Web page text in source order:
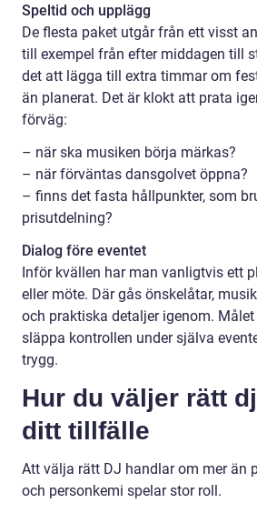
Speltid och upplägg
De flesta paket utgår från ett visst
till exempel från efter middagen till
det att lägga till extra timmar om
än planerat. Det är klokt att prata
förväg:
– när ska musiken börja märkas?
– när förväntas dansgolvet öppna?
– finns det fasta hållpunkter, som
prisutdelning?
Dialog före eventet
Inför kvällen har man vanligtvis ett
eller möte. Där gås önskelåtar,
och praktiska detaljer igenom.
släppa kontrollen under själva
trygg.
Hur du väljer rätt
ditt tillfälle
Att välja rätt DJ handlar om mer än
och personkemi spelar stor roll.